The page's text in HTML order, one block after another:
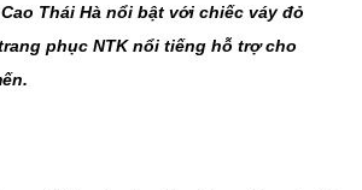
Thái Hà nổi bật với chiếc váy đỏ
phục NTK nổi tiếng hỗ trợ cho